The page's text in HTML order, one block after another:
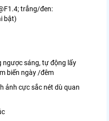
trắng/đen:
bật)
ngược sáng, tự động lấy
biến ngày /đêm
ảnh cực sắc nét dù quan